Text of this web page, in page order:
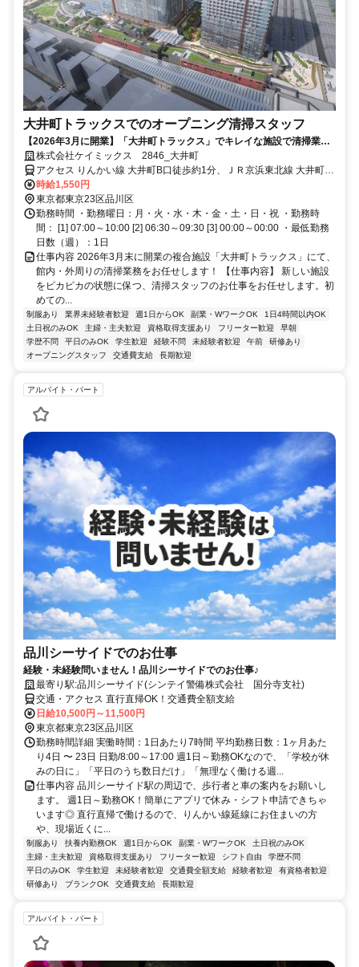
大井町トラックスでのオープニング清掃スタッフ
【2026年3月に開業】「大井町トラックス」でキレイな施設で清掃業
務！！時給1550円の高待遇＆駅徒歩1分の好立地が魅力★朝の短時間勤
務で無理なく安定した収入を実現しませんか？
株式会社ケイミックス 2846_大井町
アクセス りんかい線 大井町B口徒歩約1分、ＪＲ京浜東北線 大井町西
口徒歩約1分、東急大井町線 大井町西口徒歩約1分
時給1,550円
東京都東京23区品川区
勤務時間 ・勤務曜日：月・火・水・木・金・土・日・祝 ・勤務時
間： [1] 07:00～10:00 [2] 06:30～09:30 [3] 00:00～00:00 ・最低勤務
日数（週）：1日
仕事内容 2026年3月末に開業の複合施設「大井町トラックス」にて、
館内・外周りの清掃業務をお任せします！ 【仕事内容】 新しい施設
をピカピカの状態に保つ、清掃スタッフのお仕事をお任せします。初
めての...
制服あり 業界未経験者歓迎 週1日からOK 副業・WワークOK
1日4時間以内OK
土日祝のみOK
主婦・主夫歓迎 資格取得支援あり フリーター歓迎
早朝
学歴不問
平日のみOK 学生歓迎 経験不問 未経験者歓迎 午前
研修あり
オープニングスタッフ
交通費支給 長期歓迎
アルバイト・パート
品川シーサイドでのお仕事
経験・未経験問いません！品川シーサイドでのお仕事♪
最寄り駅:品川シーサイド(シンテイ警備株式会社 国分寺支社)
交通・アクセス 直行直帰OK！交通費全額支給
日給10,500円～11,500円
東京都東京23区品川区
勤務時間詳細 実働時間：1日あたり7時間 平均勤務日数：1ヶ月あた
り4日 〜 23日 日勤/8:00～17:00 週1日～勤務OKなので、「学校が休
みの日に」「平日のうち数日だけ」「無理なく働ける週...
仕事内容 品川シーサイド駅の周辺で、歩行者と車の案内をお願いし
ます。 週1日～勤務OK！簡単にアプリで休み・シフト申請できちゃ
います◎ 直行直帰で働けるので、りんかい線延線にお住まいの方
や、現場近くに...
制服あり 扶養内勤務OK 週1日からOK 副業・WワークOK
土日祝のみOK
主婦・主夫歓迎
資格取得支援あり フリーター歓迎 シフト自由
学歴不問
平日のみOK
学生歓迎 未経験者歓迎 交通費全額支給 経験者歓迎
有資格者歓迎
研修あり
ブランクOK 交通費支給 長期歓迎
アルバイト・パート